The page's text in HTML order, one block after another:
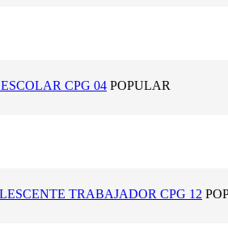
CPG 04 POPULAR
TRABAJADOR CPG 12